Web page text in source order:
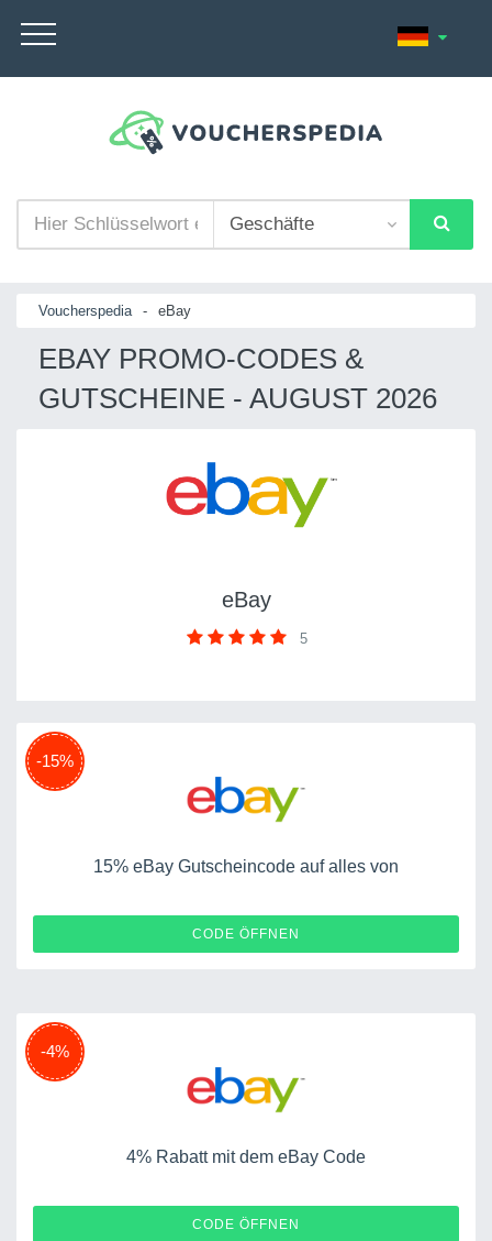
Voucherspedia - eBay
EBAY PROMO-CODES &
GUTSCHEINE - AUGUST 2026
eBay
5
-15%
15% eBay Gutscheincode auf alles von
CODE ÖFFNEN
-4%
4% Rabatt mit dem eBay Code
CODE ÖFFNEN